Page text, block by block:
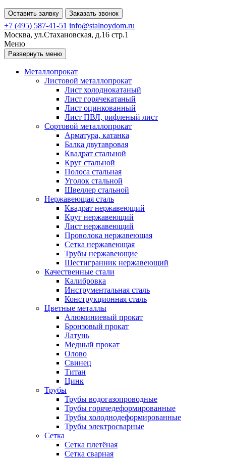
Оставить заявку Заказать звонок
+7 (495) 587-41-51 info@stalnoydom.ru
Москва, ул.Стахановская, д.16 стр.1
Меню
Развернуть меню
Металлопрокат
Листовой металлопрокат
Лист холоднокатаный
Лист горячекатаный
Лист оцинкованный
Лист ПВЛ, рифленый лист
Сортовой металлопрокат
Арматура, катанка
Балка двутавровая
Квадрат стальной
Круг стальной
Полоса стальная
Уголок стальной
Швеллер стальной
Нержавеющая сталь
Квадрат нержавеющий
Круг нержавеющий
Лист нержавеющий
Проволока нержавеющая
Сетка нержавеющая
Трубы нержавеющие
Шестигранник нержавеющий
Качественные стали
Калибровка
Инструментальная сталь
Конструкционная сталь
Цветные металлы
Алюминиевый прокат
Бронзовый прокат
Латунь
Медный прокат
Олово
Свинец
Титан
Цинк
Трубы
Трубы водогазопроводные
Трубы горячедеформированные
Трубы холоднодеформированные
Трубы электросварные
Сетка
Сетка плетёная
Сетка сварная